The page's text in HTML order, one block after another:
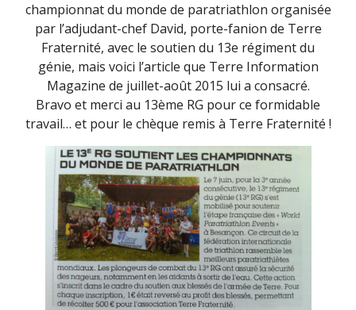
championnat du monde de paratriathlon organisée
par l’adjudant-chef David, porte-fanion de Terre
Fraternité, avec le soutien du 13e régiment du
génie, mais voici l’article que Terre Information
Magazine de juillet-août 2015 lui a consacré.
Bravo et merci au 13ème RG pour ce formidable
travail… et pour le chèque remis à Terre Fraternité !